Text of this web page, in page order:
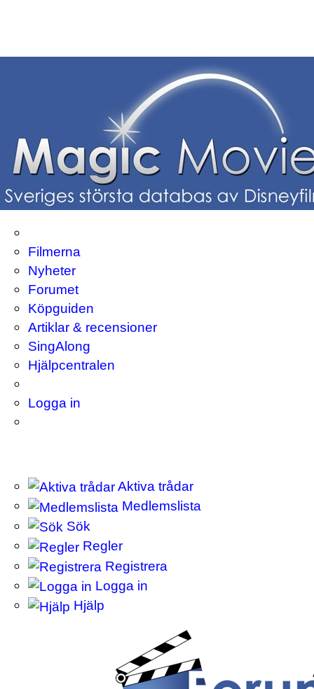
Filmerna
Nyheter
Forumet
Köpguiden
Artiklar & recensioner
SingAlong
Hjälpcentralen
Logga in
Aktiva trådar
Medlemslista
Sök
Regler
Registrera
Logga in
Hjälp